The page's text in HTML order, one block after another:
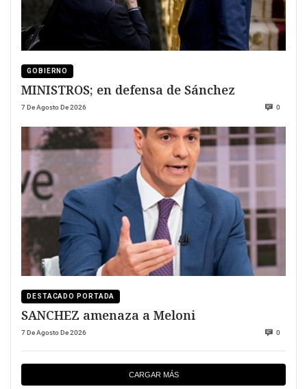
GOBIERNO
MINISTROS; en defensa de Sánchez
7 De Agosto De 2026 0
DESTACADO PORTADA
SANCHEZ amenaza a Meloni
7 De Agosto De 2026 0
CARGAR MÁS